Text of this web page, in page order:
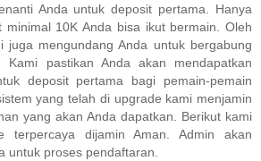
Anda untuk deposit pertama. Hanya
minimal 10K Anda bisa ikut bermain. Oleh
juga mengundang Anda untuk bergabung
Kami pastikan Anda akan mendapatkan
deposit pertama bagi pemain-pemain
yang telah di upgrade kami menjamin
yang akan Anda dapatkan. Berikut kami
terpercaya dijamin Aman. Admin akan
untuk proses pendaftaran.